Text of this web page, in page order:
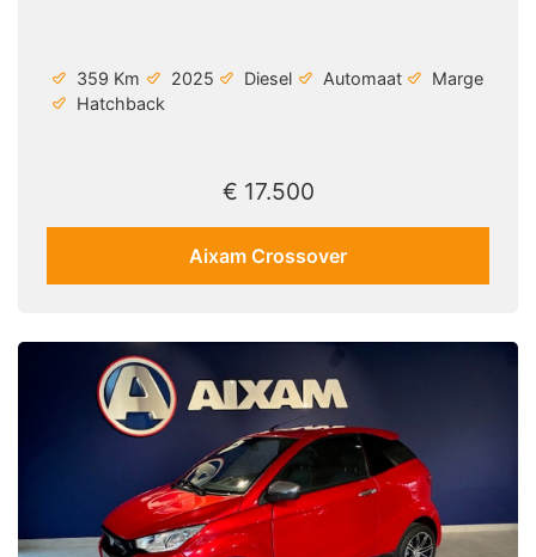
359 Km 2025 Diesel Automaat
Marge
Hatchback
€ 17.500
Aixam Crossover